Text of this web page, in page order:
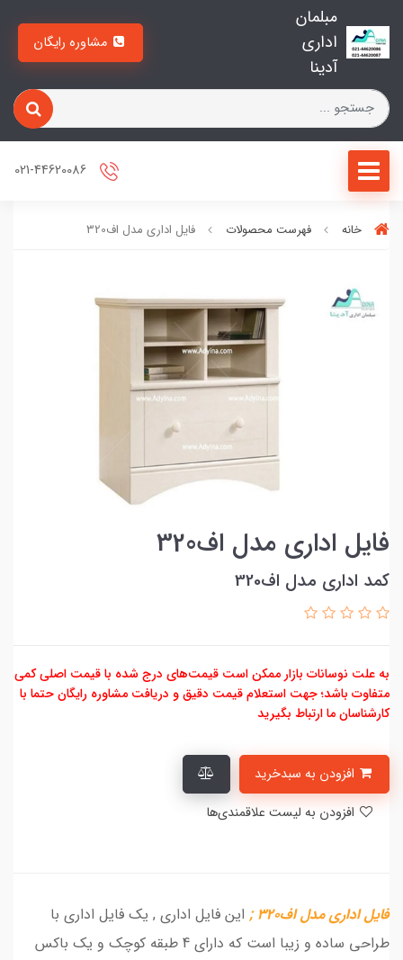
مبلمان
اداری
آدینا
خانه فهرست محصولات فایل اداری مدل اف320
فایل اداری مدل اف320
کمد اداری مدل اف320
به علت نوسانات بازار ممکن است قیمت‌های درج شده با قیمت اصلی کمی
متفاوت باشد؛ جهت استعلام قیمت دقیق و دریافت مشاوره رایگان حتما با
کارشناسان ما ارتباط بگیرید
فایل اداری مدل اف320 ;
این فایل اداری , یک فایل اداری با
طراحی ساده و زیبا است که دارای 4 طبقه کوچک و یک باکس